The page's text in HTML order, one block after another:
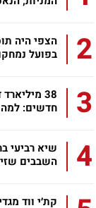
2
בפועל נמחקו 23 אלף:
3
38
חדשים: למה
4
שיא רביעי
השבבים שזינקה 414%
קת׳י ווד